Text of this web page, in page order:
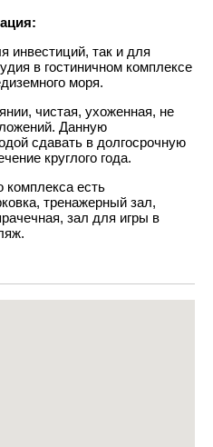
инвестиций, так и для
в гостиничном комплексе
моря.
чистая, ухоженная, не
Данную
сдавать в долгосрочную
круглого года.
комплекса есть
тренажерный зал,
зал для игры в